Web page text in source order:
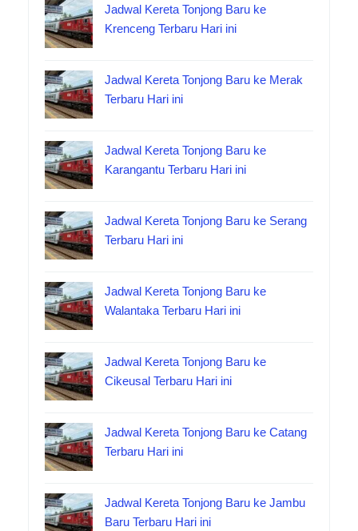
Jadwal Kereta Tonjong Baru ke
Krenceng Terbaru Hari ini
Jadwal Kereta Tonjong Baru ke Merak
Terbaru Hari ini
Jadwal Kereta Tonjong Baru ke
Karangantu Terbaru Hari ini
Jadwal Kereta Tonjong Baru ke Serang
Terbaru Hari ini
Jadwal Kereta Tonjong Baru ke
Walantaka Terbaru Hari ini
Jadwal Kereta Tonjong Baru ke
Cikeusal Terbaru Hari ini
Jadwal Kereta Tonjong Baru ke Catang
Terbaru Hari ini
Jadwal Kereta Tonjong Baru ke Jambu
Baru Terbaru Hari ini